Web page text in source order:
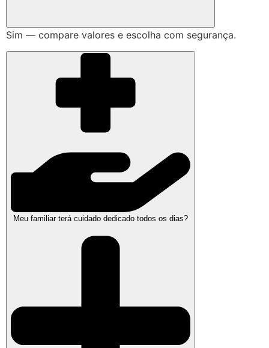
Sim — compare valores e escolha com segurança.
Meu familiar terá cuidado dedicado todos os dias?